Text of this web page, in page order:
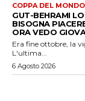
COPPA DEL MONDO
GUT-BEHRAMI
BISOGNA
ORA VEDO
Era fine ottobre, la
L'ultima...
6 Agosto 2026